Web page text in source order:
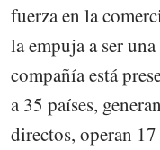
fuerza en la
la empuja a ser
compañía está
a 35 países,
directos, operan